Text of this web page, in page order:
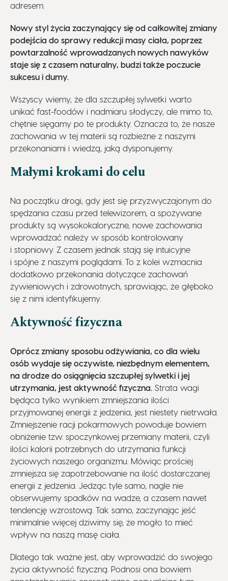
adresem.
Nowy styl życia zaczynający się od całkowitej zmiany
podejścia do sprawy redukcji masy ciała, poprzez
powtarzalność wprowadzanych nowych nawyków
staje się z czasem naturalny, budzi także poczucie
sukcesu i dumy.
Wszyscy wiemy, że dla szczupłej sylwetki warto
unikać fast-foodów i nadmiaru słodyczy, ale mimo to,
chętnie sięgamy po te produkty. Oznacza to, że nasze
zachowania w tej materii są rozbieżne z naszymi
przekonaniami i wiedzą, jaką dysponujemy.
Małymi krokami do celu
Na początku drogi, gdy jest się przyzwyczajonym do
spędzania czasu przed telewizorem, a spożywane
produkty są wysokokaloryczne, nowe zachowania
wprowadzać należy w sposób kontrolowany
i stopniowy. Z czasem jednak stają się intuicyjne
i spójne z naszymi poglądami. To z kolei wzmacnia
dodatkowo przekonania dotyczące zachowań
żywieniowych i zdrowotnych, sprawiając, że głęboko
się z nimi identyfikujemy.
Aktywność fizyczna
Oprócz zmiany sposobu odżywiania, co dla wielu
osób wydaje się oczywiste, niezbędnym elementem,
na drodze do osiągnięcia szczupłej sylwetki i jej
utrzymania, jest aktywność fizyczna. Strata wagi
będąca tylko wynikiem zmniejszania ilości
przyjmowanej energii z jedzenia, jest niestety nietrwała.
Zmniejszenie racji pokarmowych powoduje bowiem
obniżenie tzw. spoczynkowej przemiany materii, czyli
ilości kalorii potrzebnych do utrzymania funkcji
życiowych naszego organizmu. Mówiąc prościej
zmniejsza się zapotrzebowanie na ilość dostarczanej
energii z jedzenia. Jedząc tyle samo, nagle nie
obserwujemy spadków na wadze, a czasem nawet
tendencję wzrostową. Tak samo, zaczynając jeść
minimalnie więcej dziwimy się, że mogło to mieć
wpływ na naszą masę ciała.
Dlatego tak ważne jest, aby wprowadzić do swojego
życia aktywność fizyczną. Podnosi ona bowiem